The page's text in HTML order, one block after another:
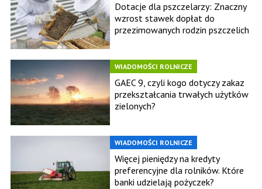
Dotacje dla pszczelarzy: Znaczny
wzrost stawek dopłat do
przezimowanych rodzin pszczelich
WIADOMOŚCI ROLNICZE
GAEC 9, czyli kogo dotyczy zakaz
przekształcania trwałych użytków
zielonych?
WIADOMOŚCI ROLNICZE
Więcej pieniędzy na kredyty
preferencyjne dla rolników. Które
banki udzielają pożyczek?